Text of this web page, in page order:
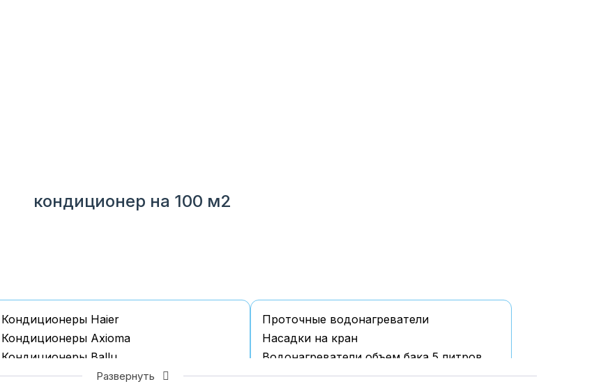
кондиционер на 100 м2
Кондиционеры Haier
Кондиционеры Axioma
Кондиционеры Ballu
Кондиционеры Casarte
Проточные водонагреватели
Наcадки на кран
Водонагреватели объем бака 5 литров
Водонагреватели объем бака 15 литров
Развернуть